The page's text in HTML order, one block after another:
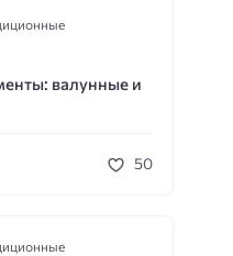
валунные и
50